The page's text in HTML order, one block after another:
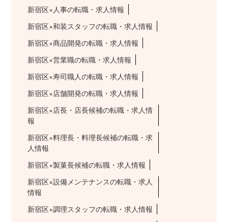
新宿区×人事の転職・求人情報
新宿区×和装スタッフの転職・求人情報
新宿区×商品開発の転職・求人情報
新宿区×営業職の転職・求人情報
新宿区×寿司職人の転職・求人情報
新宿区×店舗開発の転職・求人情報
新宿区×店長・店長候補の転職・求人情
報
新宿区×料理長・料理長候補の転職・求
人情報
新宿区×製菓長候補の転職・求人情報
新宿区×設備メンテナンスの転職・求人
情報
新宿区×調理スタッフの転職・求人情報